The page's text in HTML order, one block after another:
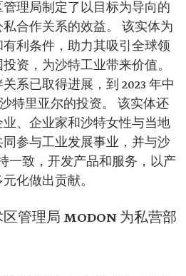
理局制定了以目标为导向的
合作关系的效益。 该实体为
利条件，助力其吸引全球领
资，为沙特工业带来价值。
系已取得进展，到 2023 年中
特里亚尔的投资。 该实体还
、企业家和沙特女性与当地
参与工业发展事业，并与沙
一致，开发产品和服务，以产
化做出贡献。
管理局 MODON 为私营部